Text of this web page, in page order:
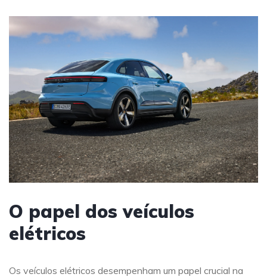
O papel dos veículos
elétricos
Os veículos elétricos desempenham um papel crucial na